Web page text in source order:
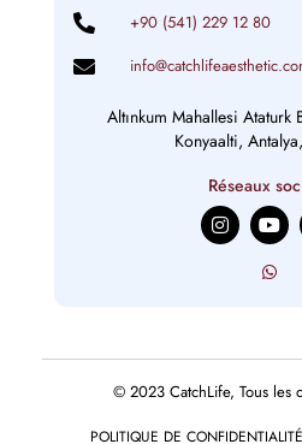
+90 (541) 229 12 80
Altınkum Mahallesi
Konyaalti,
Réseaux
I
n
s
m
Y
o
u
t
© 2023 CatchLife, Tous les
POLITIQUE DE CONFIDENTIALITÉ